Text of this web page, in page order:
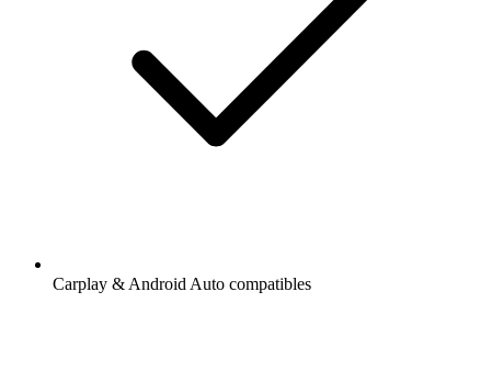
Carplay & Android Auto compatibles